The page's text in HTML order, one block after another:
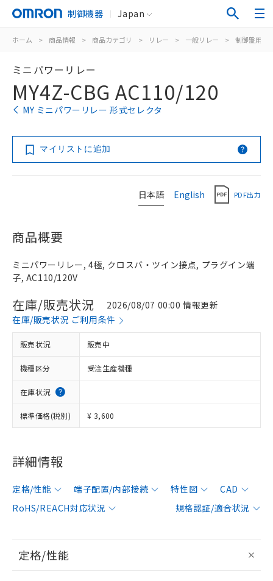
制御機器 Japan
ホーム > 商品情報 > 商品カテゴリ > リレー > 一般リレー > 制御盤用
ミニパワーリレー
MY4Z-CBG AC110/120
MY ミニパワーリレー 形式セレクタ
マイリストに追加
日本語 English PDF出力
商品概要
ミニパワーリレー, 4極, クロスバ・ツイン接点, プラグイン端
子, AC110/120V
在庫/販売状況
2026/08/07 00:00 情報更新
在庫/販売状況 ご利用条件
販売状況 販売中
機種区分 受注生産機種
在庫状況
標準価格(税別) ¥ 3,600
詳細情報
定格/性能 端子配置/内部接続 特性図
CAD
RoHS/REACH対応状況
規格認証/適合状況
定格/性能